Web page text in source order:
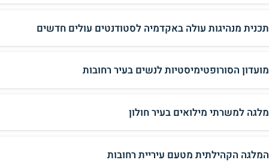
תכנית מנהיגות עולה באקדמיה לסטודנטים עולים חדשים
מועדון הסורופטימיסטיות לנשים בעיר רחובות
מלגה למשרתי מילואים בעיר חולון
המלגה הקהילתית מטעם עיריית רחובות